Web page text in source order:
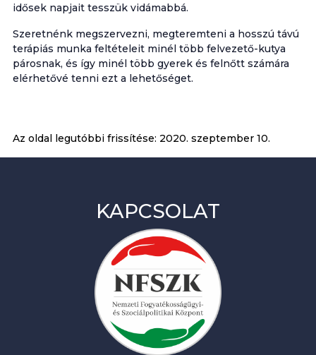
idősek napjait tesszük vidámabbá.
Szeretnénk megszervezni, megteremteni a hosszú távú
terápiás munka feltételeit minél több felvezető-kutya
párosnak, és így minél több gyerek és felnőtt számára
elérhetővé tenni ezt a lehetőséget.
Az oldal legutóbbi frissítése: 2020. szeptember 10.
KAPCSOLAT